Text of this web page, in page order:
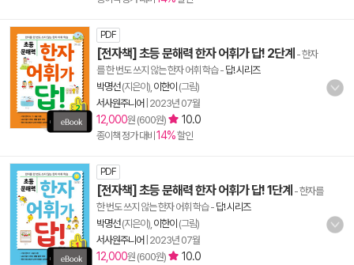
PDF
[전자책] 초등 문해력 한자 어휘가 답! 2단계 - 한자
를 한 번도 쓰지 않는 한자 어휘 학습- 답! 시리즈
박명선(지은이), 이한이 (그림)
서사원주니어 2023년 07월
12,000원 (600원) 10.0
종이책 정가 대비 14%할인
PDF
[전자책] 초등 문해력 한자 어휘가 답! 1단계 - 한자를
한 번도 쓰지 않는 한자 어휘 학습- 답! 시리즈
박명선(지은이), 이한이 (그림)
서사원주니어 2023년 07월
12,000원 (600원) 10.0